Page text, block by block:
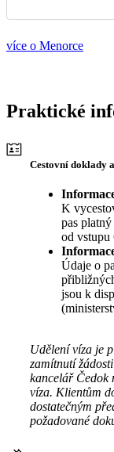
více o Menorce
Praktické
Cestovní doklady
K
pas
od vstupu
Údaje o
jsou k
Udělení víza je
zamítnutí
kancelář Čedok
víza. Klientům
dostatečným
požadované